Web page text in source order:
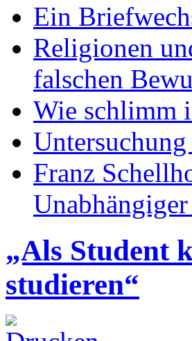
Ein
Religionen
falschen
Wie schlimm
Franz
„Als Student
studieren“